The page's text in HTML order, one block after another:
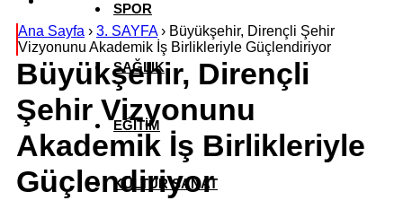
SPOR
SAĞLIK
EĞİTİM
KÜLTÜR SANAT
Ana Sayfa › 3. SAYFA› Büyükşehir, Dirençli Şehir
Vizyonunu Akademik İş Birlikleriyle Güçlendiriyor
Büyükşehir, Dirençli
Şehir Vizyonunu
Akademik İş Birlikleriyle
Güçlendiriyor